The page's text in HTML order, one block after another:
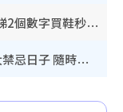
New Balance型號密碼大公開！識睇2個數字買鞋秒知功能免中伏 附5大熱門鞋款
剪頭髮都要擇日？司徒法正提醒3大禁忌日子 隨時剪走財運！呢日剪髮恐「剪壽命」？